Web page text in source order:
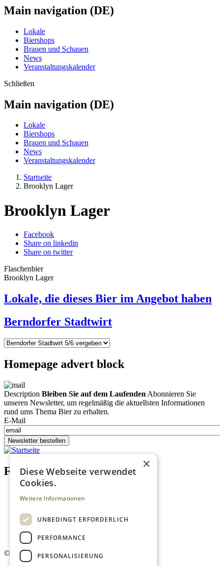
Main navigation (DE)
Lokale
Biershops
Brauen und Schauen
News
Veranstaltungskalender
Schließen
Main navigation (DE)
Lokale
Biershops
Brauen und Schauen
News
Veranstaltungskalender
Startseite
Brooklyn Lager
Brooklyn Lager
Facebook
Share on linkedin
Share on twitter
Flaschenbier
Brooklyn Lager
Lokale, die dieses Bier im Angebot haben
Berndorfer Stadtwirt
Homepage advert block
Description Bleiben Sie auf dem Laufenden Abonnieren Sie
unseren Newsletter, um regelmäßig die aktuellsten Informationen
rund ums Thema Bier zu erhalten.
E-Mail
Newsletter bestellen
Footer menu (DE)
Impressum
Mediadaten
AGB
Newsletter
© 2026. Alle Rechte vorbehalten.
×
Diese Webseite verwendet
Cookies.
Weitere Informationen
UNBEDINGT ERFORDERLICH
PERFORMANCE
PERSONALISIERUNG